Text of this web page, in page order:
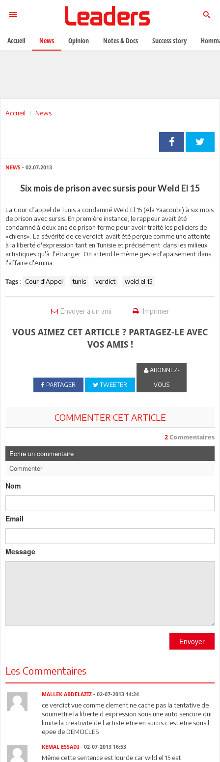
Accueil News
NEWS - 02.07.2013
Six mois de prison avec sursis pour Weld El 15
La Cour d’appel de Tunis a condamné Weld El 15 (Ala Yaacoubi) à six mois
de prison avec sursis. En première instance, le rappeur avait été
condamné à deux ans de prison ferme pour avoir traité les policiers de
«chiens». La sévérité de ce verdict avait été perçue comme une atteinte
à la liberté d'expression tant en Tunisie et précisément dans les milieux
artistiques qu'à l'étranger. On attend le même geste d'apaisement dans
l'affaire d'Amina.
Tags : Cour d'Appel tunis verdict weld el 15
Envoyer à un ami Imprimer
VOUS AIMEZ CET ARTICLE ? PARTAGEZ-LE AVEC
VOS AMIS !
PARTAGER TWEETER
ABONNEZ-
VOUS
COMMENTER CET ARTICLE
2 Commentaires
Ecrire un commentaire
Commenter
Nom
Email
Message
Envoyer
Les Commentaires
MALLEK ABDELAZIZ - 02-07-2013 14:24
ce verdict vue comme clement ne cache pas la tentative de
soumettre la liberte d expression sous une auto sencure qui
limite la creativite de l artiste.etre en surcis c est etre sous l
epee de DEMOCLES
KEMAL ESSADI - 02-07-2013 16:53
Même cette sentence est lourde car wild el 15 est
Accueil News Opinion Notes & Docs Success story